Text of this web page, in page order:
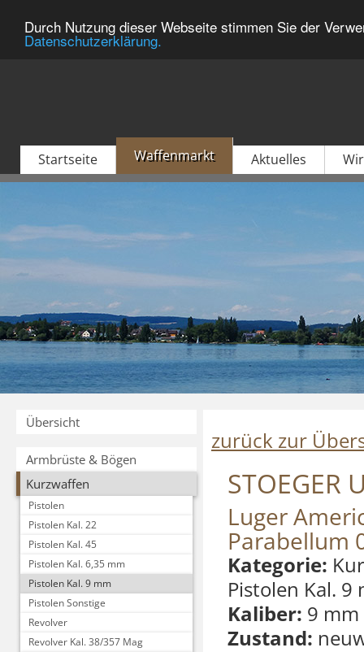
Durch Nutzung dieser Webseite stimmen Sie der
Datenschutzerklärung.
Startseite Waffenmarkt Aktuelles
Übersicht
Armbrüste & Bögen
Kurzwaffen
Pistolen
Pistolen Kal. 22
Pistolen Kal. 45
Pistolen Kal. 6,35 mm
Pistolen Kal. 9 mm
Pistolen Sonstige
Revolver
Revolver Kal. 38/357 Mag
zurück zur
STOEGER
Luger
Parabellum
Kategorie:
Pistolen Kal. 9
Kaliber: 9
Zustand: